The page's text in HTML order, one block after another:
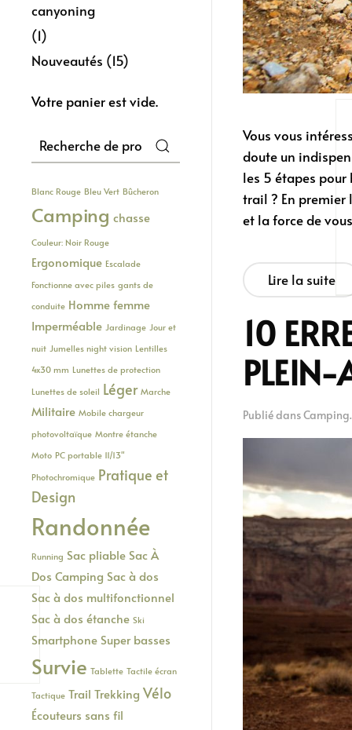
Vous vous
doute un
les 5 étapes
trail ? En premier
et la force de
Lire la suite
10
PLEIN-
Publié dansCamping.
canyoning
(1)
Nouveautés (15)
Votre panier est vide.
Recherche
pour :
Blanc Rouge Bleu Vert Bûcheron
Camping chasse
Couleur: Noir Rouge
Ergonomique Escalade
Fonctionne avec piles gants de
conduite Homme femme
Imperméable Jardinage Jour et
nuit Jumelles night vision Lentilles
4x30 mm Lunettes de protection
Lunettes de soleil Léger Marche
Militaire Mobile chargeur
photovoltaïque Montre étanche
Moto PC portable 11/13"
Photochromique Pratique et
Design
Randonnée
Running Sac pliable Sac À
Dos Camping Sac à dos
Sac à dos multifonctionnel
Sac à dos étanche Ski
Smartphone Super basses
Survie Tablette Tactile écran
Tactique Trail Trekking Vélo
Écouteurs sans fil